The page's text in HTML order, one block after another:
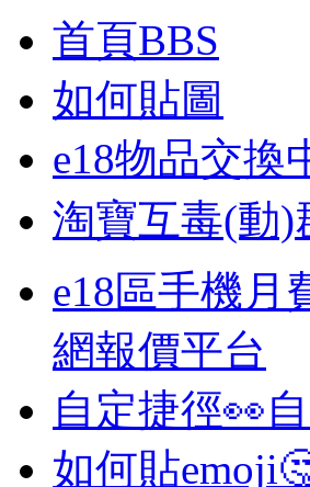
首頁BBS
如何貼圖
e18物品交換
淘寶互毒(動
e18區手機月
網報價平台
自定捷徑👀
如何貼